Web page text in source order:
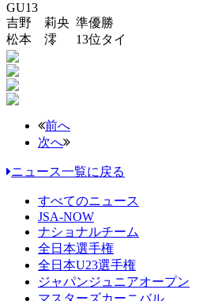
GU13
吉野 莉央 準優勝
松本 澪 13位タイ
前へ
次へ
ニュース一覧に戻る
すべてのニュース
JSA-NOW
ナショナルチーム
全日本選手権
全日本U23選手権
ジャパンジュニアオープン
マスターズカーニバル